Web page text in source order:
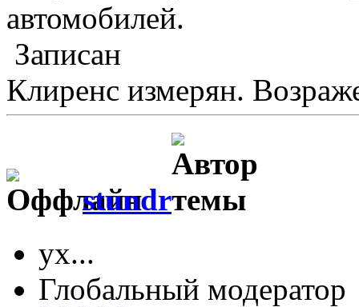
автомобилей.
Записан
Клиренс измерян.
stundr
ух...
Глобальный модератор